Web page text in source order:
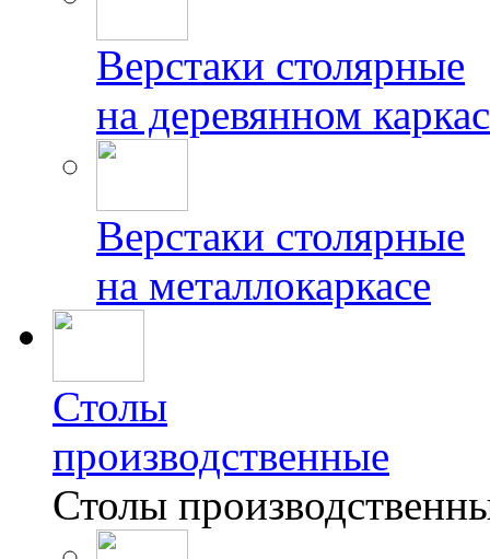
Верстаки столярные
на деревянном
Верстаки столярные
на металлокаркасе
Столы
производственные
Столы